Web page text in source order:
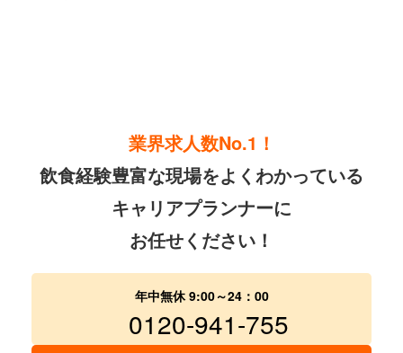
業界求人数No.1！
飲食経験豊富な現場をよくわかっている
キャリアプランナーに
お任せください！
年中無休 9:00～24：00
0120-941-755